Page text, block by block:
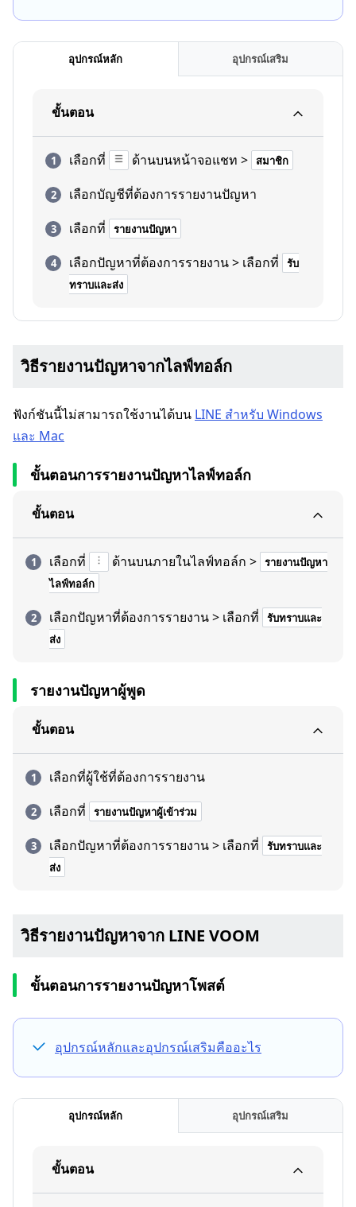
อุปกรณ์หลัก อุปกรณ์เสริม
ขั้นตอน
เลือกที่ ด้านบนหน้าจอแชท > สมาชิก
เลือกบัญชีที่ต้องการรายงานปัญหา
เลือกที่
รายงานปัญหา
เลือกปัญหาที่ต้องการรายงาน > เลือกที่
รับ
ทราบและส่ง
วิธีรายงานปัญหาจากไลฟ์ทอล์ก
ฟังก์ชันนี้ไม่สามารถใช้งานได้บน LINE สำหรับ Windows
และ Mac
ขั้นตอนการรายงานปัญหาไลฟ์ทอล์ก
ขั้นตอน
เลือกที่ ด้านบนภายในไลฟ์ทอล์ก > รายงานปัญหา
ไลฟ์ทอล์ก
เลือกปัญหาที่ต้องการรายงาน > เลือกที่
รับทราบและ
ส่ง
รายงานปัญหาผู้พูด
ขั้นตอน
เลือกที่ผู้ใช้ที่ต้องการรายงาน
เลือกที่
รายงานปัญหาผู้เข้าร่วม
เลือกปัญหาที่ต้องการรายงาน > เลือกที่
รับทราบและ
ส่ง
วิธีรายงานปัญหาจาก LINE VOOM
ขั้นตอนการรายงานปัญหาโพสต์
อุปกรณ์หลักและอุปกรณ์เสริมคืออะไร
อุปกรณ์หลัก อุปกรณ์เสริม
ขั้นตอน